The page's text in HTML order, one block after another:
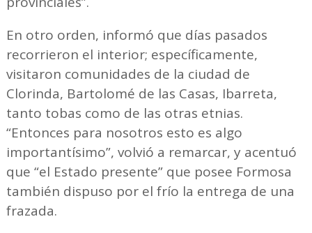
En otro orden, informó que días pasados
recorrieron el interior; específicamente,
visitaron comunidades de la ciudad de
Clorinda, Bartolomé de las Casas, Ibarreta,
tanto tobas como de las otras etnias.
“Entonces para nosotros esto es algo
importantísimo”, volvió a remarcar, y acentuó
que “el Estado presente” que posee Formosa
también dispuso por el frío la entrega de una
frazada.